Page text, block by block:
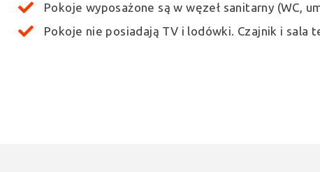
Pokoje wyposażone są w węzeł sanitarny (WC,
Pokoje nie posiadają TV i lodówki. Czajnik i sala